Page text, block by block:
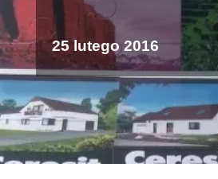
25 lutego 2016